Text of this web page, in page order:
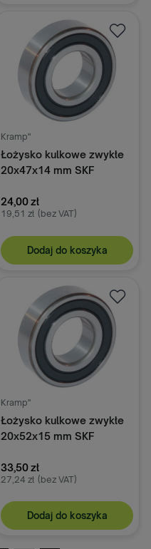
Kramp"
Łożysko kulkowe zwykłe
20x47x14 mm SKF
24,00 zł
19,51 zł (bez VAT)
Dodaj do koszyka
Kramp"
Łożysko kulkowe zwykłe
20x52x15 mm SKF
33,50 zł
27,24 zł (bez VAT)
Dodaj do koszyka